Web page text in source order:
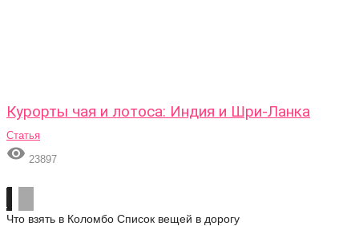
Курорты чая и лотоса: Индия и Шри-Ланка
Статья
 23897
Что взять в Коломбо Список вещей в дорогу